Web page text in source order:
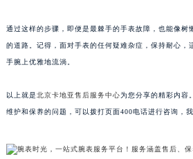
通过这样的步骤，即便是最棘手的手表故障，也能像树
的道路。记得，面对手表的任何疑难杂症，保持耐心，
手腕上优雅地流淌。
以上就是北京卡地亚售后服务中心为您分享的精彩内容
维护和保养的问题，可以拨打页面400电话进行咨询，